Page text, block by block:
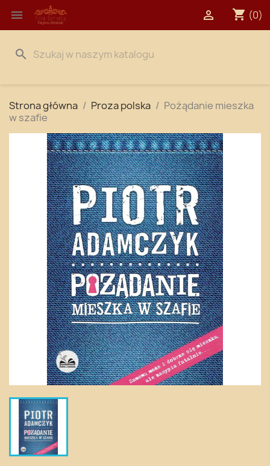
 shopping_cart (0)

search
Strona główna Proza polska
Pożądanie mieszka
w szafie